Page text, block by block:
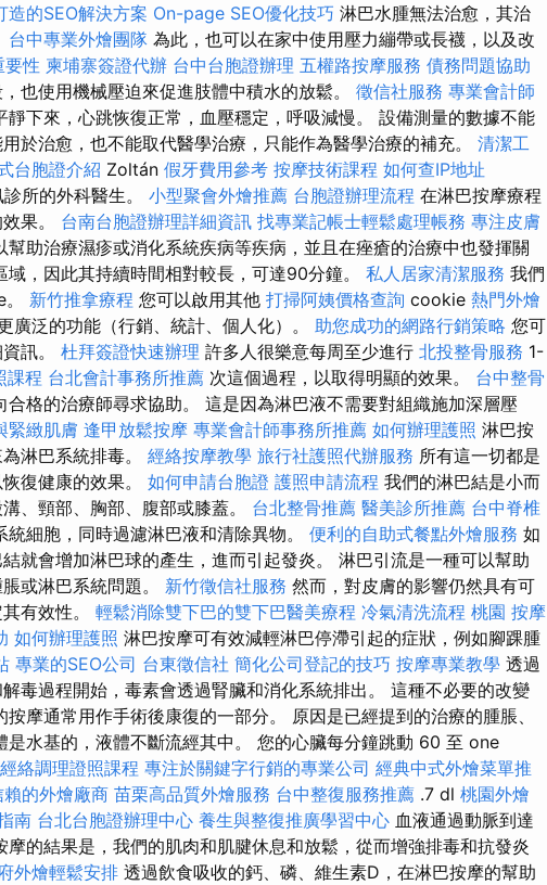
造的SEO解決方案 On-page SEO優化技巧 淋巴水腫無法治愈，其治
台中專業外燴團隊 為此，也可以在家中使用壓力繃帶或長襪，以及改
要性 柬埔寨簽證代辦 台中台胞證辦理 五權路按摩服務 債務問題協助
也使用機械壓迫來促進肢體中積水的放鬆。 徵信社服務 專業會計師
靜下來，心跳恢復正常，血壓穩定，呼吸減慢。 設備測量的數據不能
於治愈，也不能取代醫學治療，只能作為醫學治療的補充。 清潔工
台胞證介紹 Zoltán 假牙費用參考 按摩技術課程 如何查IP地址
所的外科醫生。 小型聚會外燴推薦 台胞證辦理流程 在淋巴按摩療程
果。 台南台胞證辦理詳細資訊 找專業記帳士輕鬆處理帳務 專注皮膚
幫助治療濕疹或消化系統疾病等疾病，並且在痤瘡的治療中也發揮關
，因此其持續時間相對較長，可達90分鐘。 私人居家清潔服務 我們
新竹推拿療程 您可以啟用其他 打掃阿姨價格查詢 cookie 熱門外燴
廣泛的功能（行銷、統計、個人化）。 助您成功的網路行銷策略 您可
訊。 杜拜簽證快速辦理 許多人很樂意每周至少進行 北投整骨服務 1-
課程 台北會計事務所推薦 次這個過程，以取得明顯的效果。 台中整骨
格的治療師尋求協助。 這是因為淋巴液不需要對組織施加深層壓
緊緻肌膚 逢甲放鬆按摩 專業會計師事務所推薦 如何辦理護照 淋巴按
淋巴系統排毒。 經絡按摩教學 旅行社護照代辦服務 所有這一切都是
復健康的效果。 如何申請台胞證 護照申請流程 我們的淋巴結是小而
、頸部、胸部、腹部或膝蓋。 台北整骨推薦 醫美診所推薦 台中脊椎
細胞，同時過濾淋巴液和清除異物。 便利的自助式餐點外燴服務 如
就會增加淋巴球的產生，進而引起發炎。 淋巴引流是一種可以幫助
或淋巴系統問題。 新竹徵信社服務 然而，對皮膚的影響仍然具有可
有效性。 輕鬆消除雙下巴的雙下巴醫美療程 冷氣清洗流程 桃園 按摩
如何辦理護照 淋巴按摩可有效減輕淋巴停滯引起的症狀，例如腳踝腫
專業的SEO公司 台東徵信社 簡化公司登記的技巧 按摩專業教學 透過
毒過程開始，毒素會透過腎臟和消化系統排出。 這種不必要的改變
摩通常用作手術後康復的一部分。 原因是已經提到的治療的腫脹、
是水基的，液體不斷流經其中。 您的心臟每分鐘跳動 60 至 one
經絡調理證照課程 專注於關鍵字行銷的專業公司 經典中式外燴菜單推
的外燴廠商 苗栗高品質外燴服務 台中整復服務推薦 .7 dl 桃園外燴
南 台北台胞證辦理中心 養生與整復推廣學習中心 血液通過動脈到達
的結果是，我們的肌肉和肌腱休息和放鬆，從而增強排毒和抗發炎
外燴輕鬆安排 透過飲食吸收的鈣、磷、維生素D，在淋巴按摩的幫助